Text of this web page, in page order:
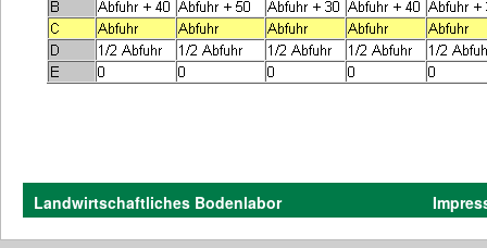
Landwirtschaftliches Bodenlabor